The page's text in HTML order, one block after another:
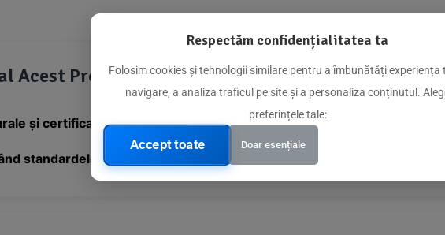
Acest Produs
și certificate ecologic
standardele înalte de calitate
Respectăm confidențialitatea ta
Folosim cookies și tehnologii similare pentru a îmbunătăți experiența
navigare, a analiza traficul pe site și a personaliza conținutul.
preferințele tale:
Accept toate Doar esențiale